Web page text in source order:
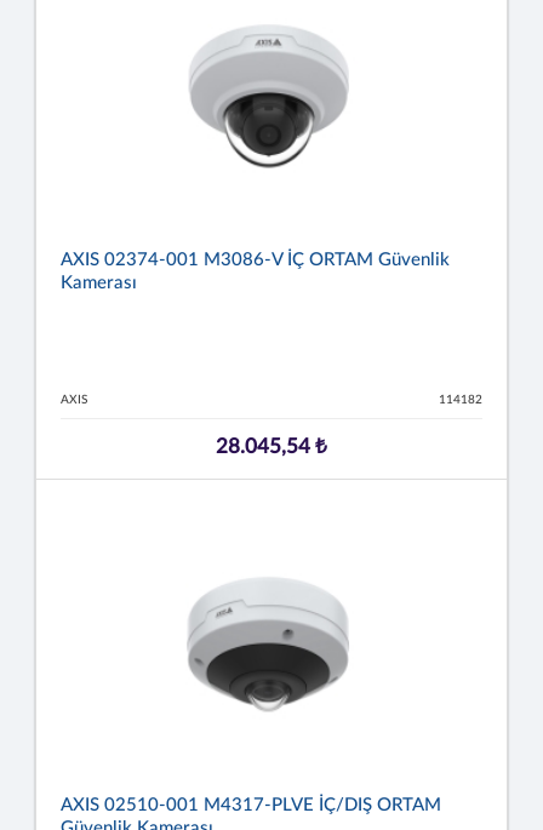
AXIS 02374-001 M3086-V İÇ ORTAM Güvenlik
Kamerası
AXIS 114182
28.045,54 ₺
AXIS 02510-001 M4317-PLVE İÇ/DIŞ ORTAM